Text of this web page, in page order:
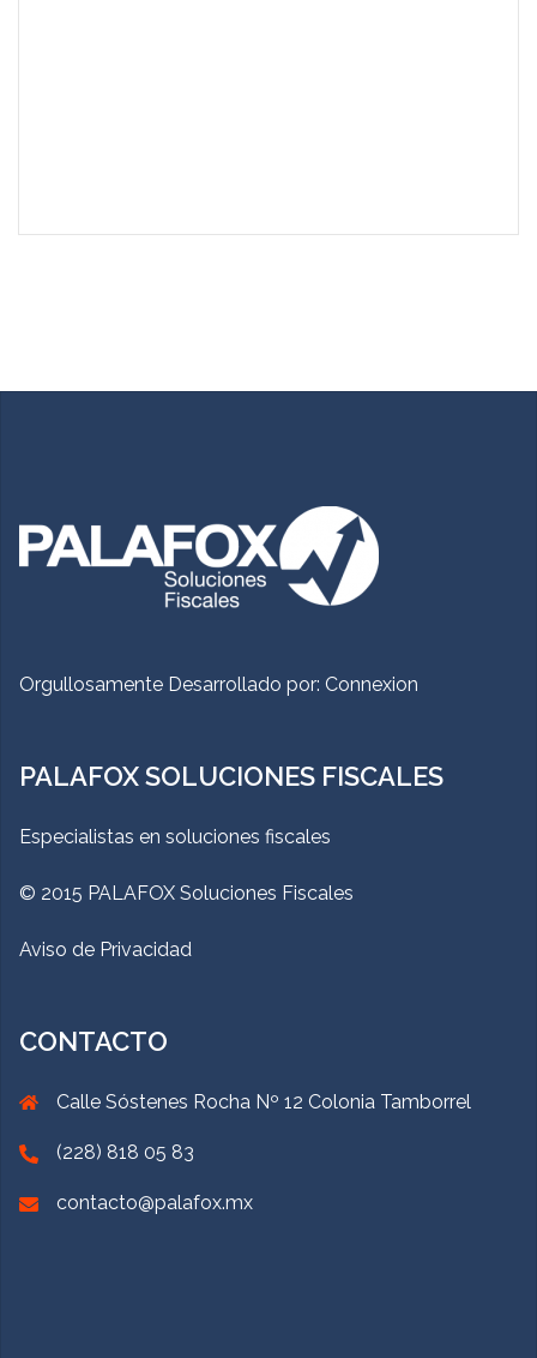
Orgullosamente Desarrollado por: Connexion
PALAFOX SOLUCIONES FISCALES
Especialistas en soluciones fiscales
© 2015 PALAFOX Soluciones Fiscales
Aviso de Privacidad
CONTACTO
Calle Sóstenes Rocha Nº 12 Colonia Tamborrel
(228) 818 05 83
contacto@palafox.mx